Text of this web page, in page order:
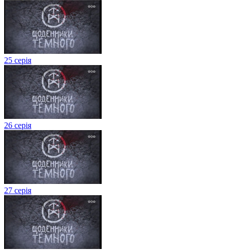
25 серія
26 серія
27 серія